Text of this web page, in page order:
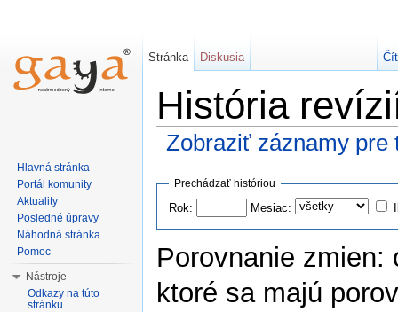
História
Zobraziť záznamy pre
Prechádzať históriou
Rok: Mesiac:
Porovnanie
ktoré sa majú
Stránka Diskusia
Hlavná stránka
Portál komunity
Aktuality
Posledné úpravy
Náhodná stránka
Pomoc
Nástroje
Odkazy na túto
stránku